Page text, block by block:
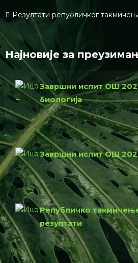
Резултати републичког
Најновије за
Завршни испит ОШ
биологија
166.64 КБ 1 филе(с)
Завршни испит ОШ
774.23 КБ 1 филе(с)
Републичко
резултати
76.00 КБ 1 филе(с)